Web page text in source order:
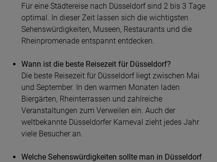
Für eine Städtereise nach Düsseldorfsind 2 bis 3 Tage
optimal. In dieser Zeit lassen sich die wichtigsten
Sehenswürdigkeiten, Museen, Restaurants und die
Rheinpromenade entspannt entdecken.
Wann ist die beste Reisezeit für Düsseldorf?
Die beste Reisezeit für Düsseldorfliegt zwischen Mai
und September. In den warmen Monaten laden
Biergärten, Rheinterrassen und zahlreiche
Veranstaltungen zum Verweilen ein. Auch der
weltbekannte Düsseldorfer Karneval zieht jedes Jahr
viele Besucher an.
Welche Sehenswürdigkeiten sollte man in Düsseldorf